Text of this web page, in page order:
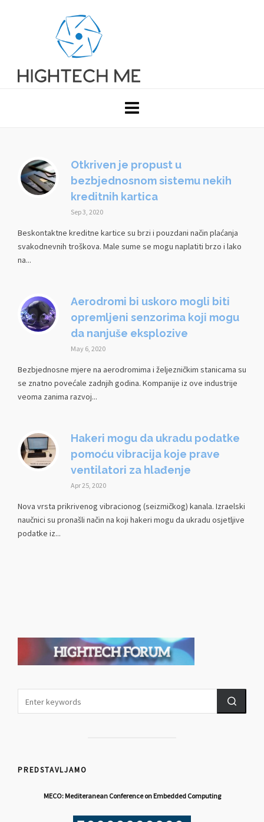
Otkriven je propust u
bezbjednosnom sistemu nekih
kreditnih kartica
Sep 3, 2020
Beskontaktne kreditne kartice su brzi i pouzdani način plaćanja
svakodnevnih troškova. Male sume se mogu naplatiti brzo i lako
na...
Aerodromi bi uskoro mogli biti
opremljeni senzorima koji mogu
da nanjuše eksplozive
May 6, 2020
Bezbjednosne mjere na aerodromima i željezničkim stanicama su
se znatno povećale zadnjih godina. Kompanije iz ove industrije
veoma zanima razvoj...
Hakeri mogu da ukradu podatke
pomoću vibracija koje prave
ventilatori za hlađenje
Apr 25, 2020
Nova vrsta prikrivenog vibracionog (seizmičkog) kanala. Izraelski
naučnici su pronašli način na koji hakeri mogu da ukradu osjetljive
podatke iz...
PREDSTAVLJAMO
MECO: Mediteranean Conference on Embedded Computing